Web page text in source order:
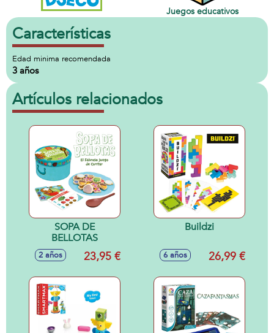
Juegos educativos
Características
Edad minima recomendada
3 años
Artículos relacionados
SOPA DE
BELLOTAS
2 años 23,95 €
Buildzi
6 años 26,99 €